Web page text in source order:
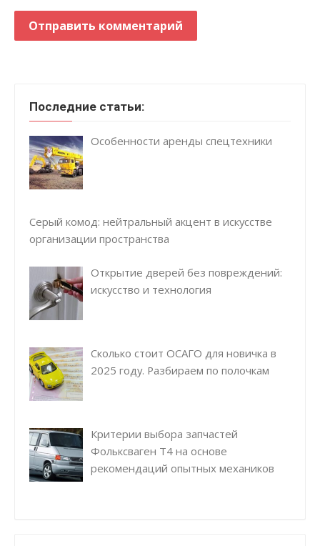
Последние статьи:
Особенности аренды спецтехники
Серый комод: нейтральный акцент в искусстве
организации пространства
Открытие дверей без повреждений:
искусство и технология
Сколько стоит ОСАГО для новичка в
2025 году. Разбираем по полочкам
Критерии выбора запчастей
Фольксваген Т4 на основе
рекомендаций опытных механиков